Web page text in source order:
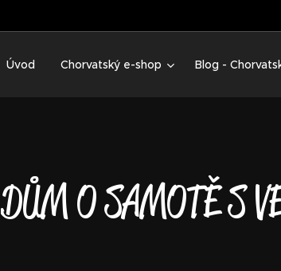
Úvod Chorvatský e-shop Blog -
DŮM O SAMOTĚ S